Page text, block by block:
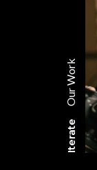
Iterate
Our Work